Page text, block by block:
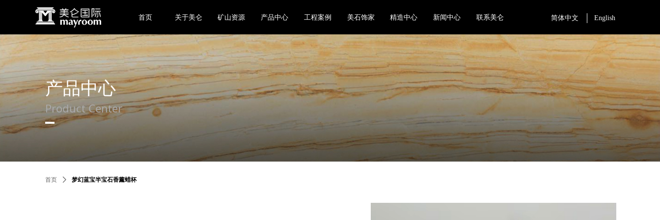
简体中文 English
首页 关于美仑 矿山资源 产品中心 工程案例 美石饰家 精造中心 新闻中心 联系美仑
首页 ꄲ 梦幻蓝宝半宝石香薰蜡杯
产品中心
Product Center